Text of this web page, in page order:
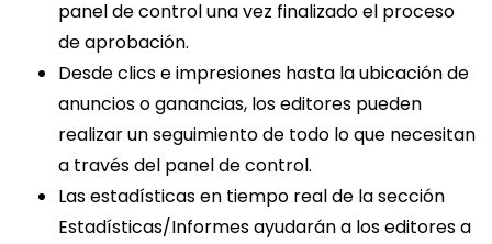
panel de control una vez finalizado el proceso
de aprobación.
Desde clics e impresiones hasta la ubicación de
anuncios o ganancias, los editores pueden
realizar un seguimiento de todo lo que necesitan
a través del panel de control.
Las estadísticas en tiempo real de la sección
Estadísticas/Informes ayudarán a los editores a